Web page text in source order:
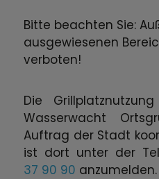
Bitte beachten Sie:
ausgewiesenen
verboten!
Die
Wasserwacht
Auftrag der Stadt
ist dort unter der
37 90 90 anzumelden.